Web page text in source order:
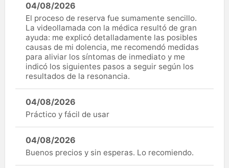
04/08/2026
El proceso de reserva fue sumamente sencillo.
La videollamada con la médica resultó de gran
ayuda: me explicó detalladamente las posibles
causas de mi dolencia, me recomendó medidas
para aliviar los síntomas de inmediato y me
indicó los siguientes pasos a seguir según los
resultados de la resonancia.
04/08/2026
Práctico y fácil de usar
04/08/2026
Buenos precios y sin esperas. Lo recomiendo.